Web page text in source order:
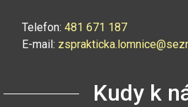
Telefon: 481 671 187
E-mail:
Kudy k